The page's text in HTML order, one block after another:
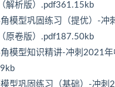
解析版）.pdf361.15kb
模型巩固练习（提优）-冲
原卷版）.pdf187.50kb
模型知识精讲-冲刺2021年
型巩固练习（基础）-冲刺